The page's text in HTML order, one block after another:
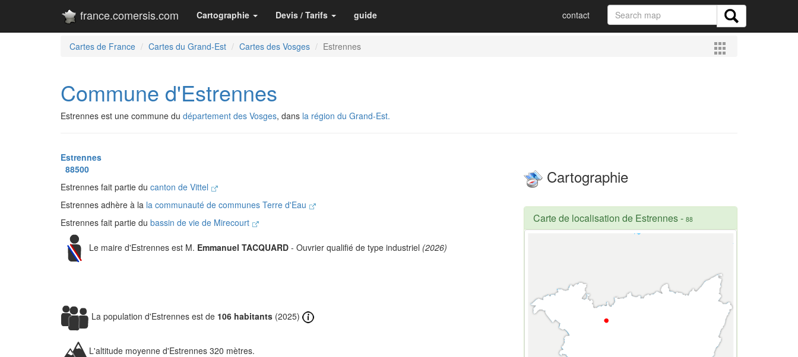
france.comersis.com Cartographie Devis / Tarifs guide contact
Cartes de France Cartes du Grand-Est Cartes des Vosges Estrennes
Commune d'Estrennes
Estrennes est une commune du département des Vosges, dans la région du Grand-Est.
Estrennes
88500
Estrennes fait partie du canton de Vittel
Estrennes adhère à la la communauté de communes Terre d'Eau
Estrennes fait partie du bassin de vie de Mirecourt
Le maire d'Estrennes est M. Emmanuel TACQUARD - Ouvrier qualifié de type industriel (2026)
La population d'Estrennes est de 106 habitants (2025)
L'altitude moyenne d'Estrennes 320 mètres.
Cartographie
Carte de localisation de Estrennes- 88